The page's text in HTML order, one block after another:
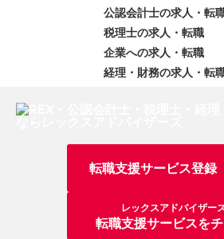
公認会計士の求人・転
税理士の求人・転職
企業への求人・転職
経理・財務の求人・転
転職支援サービス登録
レックスアドバイザー
転職支援サービスを